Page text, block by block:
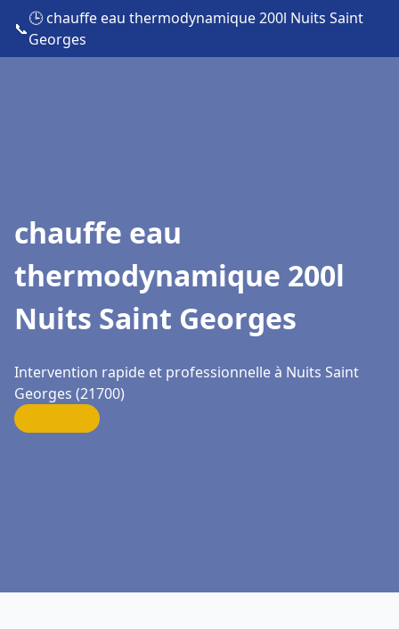
📞
🕒 chauffe eau thermodynamique 200l Nuits Saint
Georges
chauffe eau
thermodynamique 200l
Nuits Saint Georges
Intervention rapide et professionnelle à Nuits Saint
Georges (21700)